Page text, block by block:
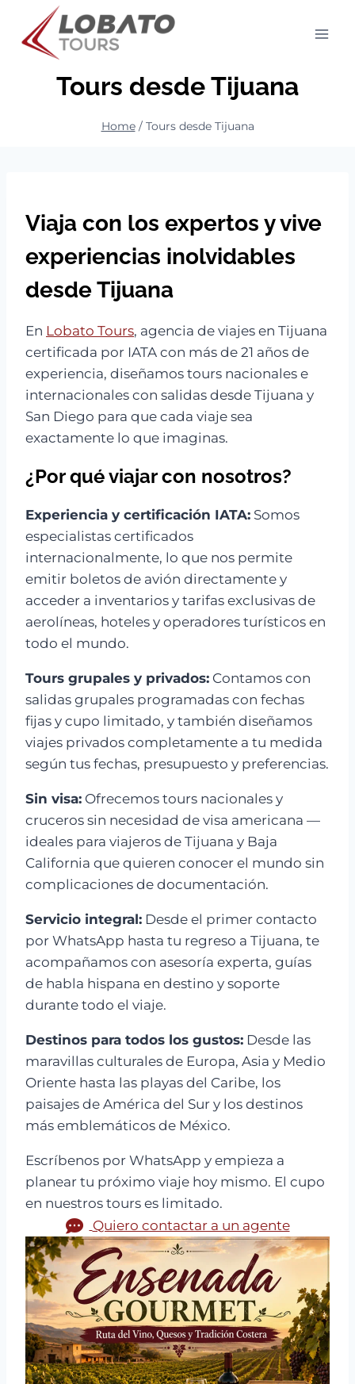
content
Tours desde Tijuana
Home / Tours desde Tijuana
Viaja con los expertos y vive
experiencias inolvidables
desde Tijuana
En Lobato Tours, agencia de viajes en Tijuana
certificada por IATA con más de 21 años de
experiencia, diseñamos tours nacionales e
internacionales con salidas desde Tijuana y
San Diego para que cada viaje sea
exactamente lo que imaginas.
¿Por qué viajar con nosotros?
Experiencia y certificación IATA: Somos
especialistas certificados
internacionalmente, lo que nos permite
emitir boletos de avión directamente y
acceder a inventarios y tarifas exclusivas de
aerolíneas, hoteles y operadores turísticos en
todo el mundo.
Tours grupales y privados: Contamos con
salidas grupales programadas con fechas
fijas y cupo limitado, y también diseñamos
viajes privados completamente a tu medida
según tus fechas, presupuesto y preferencias.
Sin visa: Ofrecemos tours nacionales y
cruceros sin necesidad de visa americana —
ideales para viajeros de Tijuana y Baja
California que quieren conocer el mundo sin
complicaciones de documentación.
Servicio integral: Desde el primer contacto
por WhatsApp hasta tu regreso a Tijuana, te
acompañamos con asesoría experta, guías
de habla hispana en destino y soporte
durante todo el viaje.
Destinos para todos los gustos: Desde las
maravillas culturales de Europa, Asia y Medio
Oriente hasta las playas del Caribe, los
paisajes de América del Sur y los destinos
más emblemáticos de México.
Escríbenos por WhatsApp y empieza a
planear tu próximo viaje hoy mismo. El cupo
en nuestros tours es limitado.
Quiero contactar a un agente